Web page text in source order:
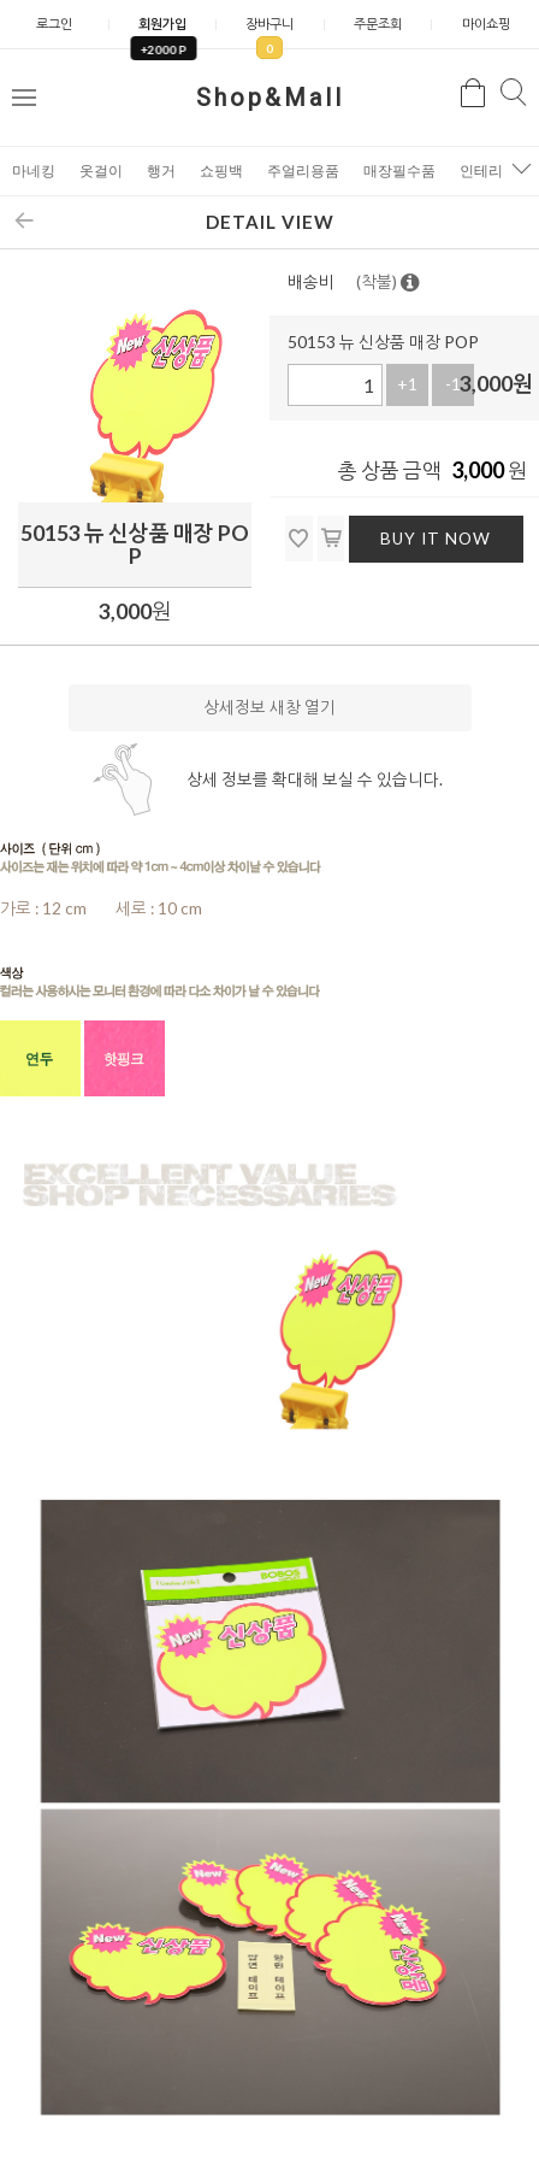
로그인 회원가입
+2000 P
장바구니
0
주문조회 마이쇼핑
Shop&Mall
메
검
마네킹 옷걸이 행거 쇼핑백 주얼리용품 매장필수품 인테리어소
DETAIL VIEW
50153 뉴 신상품 매장 PO
P
3,000원
배송비 (착불)
50153 뉴 신상품 매장 POP
+1 -13,000원
총 상품 금액 3,000원
BUY IT NOW
상세정보 새창 열기
상세 정보를 확대해 보실 수 있습니다.
가로 : 12 cm 세로 : 10 cm